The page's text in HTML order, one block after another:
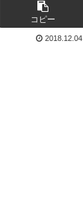
コピー
2018.12.04